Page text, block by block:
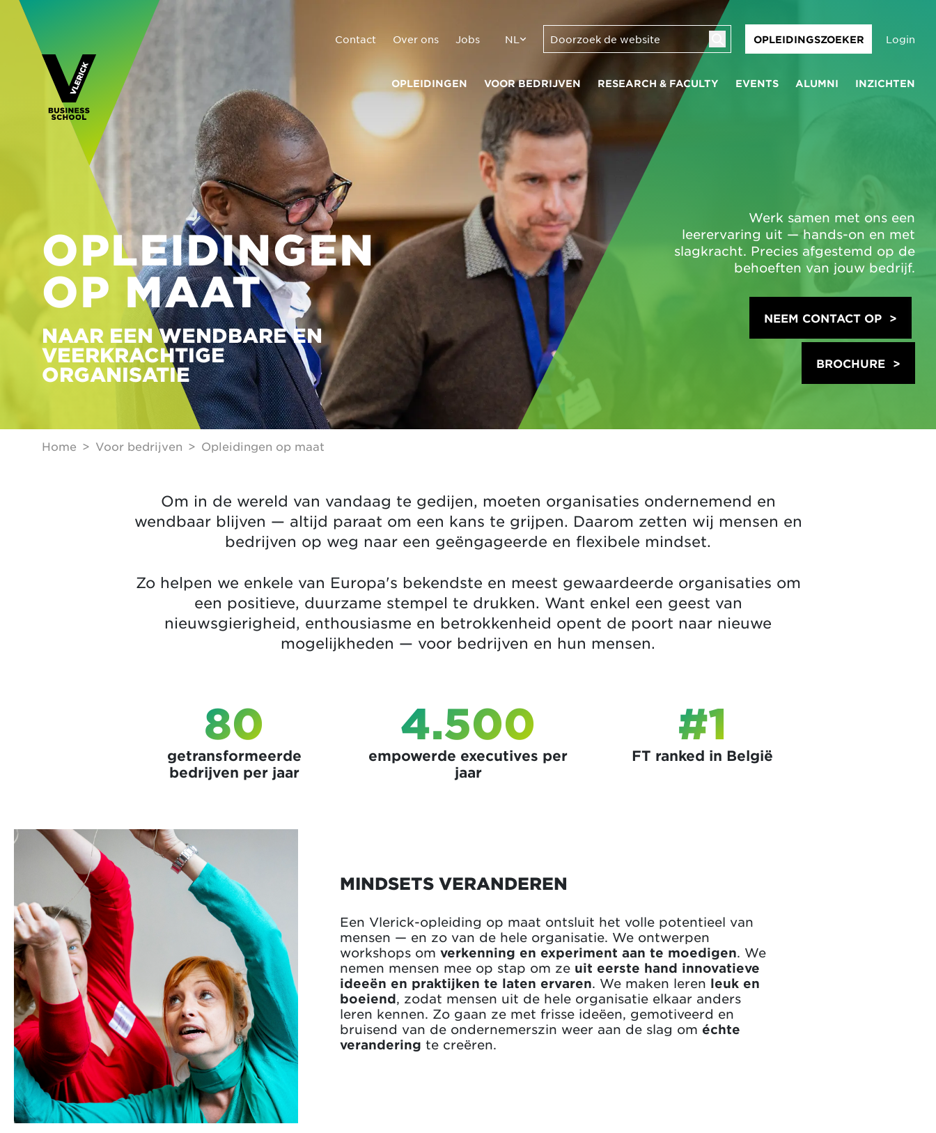
Contact Over ons Jobs NL OPLEIDINGSZOEKER Login
OPLEIDINGEN VOOR BEDRIJVEN RESEARCH & FACULTY EVENTS ALUMNI INZICHTEN
OPLEIDINGEN
OP MAAT
NAAR EEN WENDBARE EN
VEERKRACHTIGE
ORGANISATIE
Werk samen met ons een
leerervaring uit — hands-on en met
slagkracht. Precies afgestemd op de
behoeften van jouw bedrijf.
NEEM CONTACT OP
BROCHURE
Home Voor bedrijven Opleidingen op maat
Om in de wereld van vandaag te gedijen, moeten organisaties ondernemend en
wendbaar blijven — altijd paraat om een kans te grijpen. Daarom zetten wij mensen en
bedrijven op weg naar een geëngageerde en flexibele mindset.
Zo helpen we enkele van Europa's bekendste en meest gewaardeerde organisaties om
een positieve, duurzame stempel te drukken. Want enkel een geest van
nieuwsgierigheid, enthousiasme en betrokkenheid opent de poort naar nieuwe
mogelijkheden — voor bedrijven en hun mensen.
80
getransformeerde
bedrijven per jaar
4.500
empowerde executives per
jaar
#1
FT ranked in België
MINDSETS VERANDEREN
Een Vlerick-opleiding op maat ontsluit het volle potentieel van
mensen — en zo van de hele organisatie. We ontwerpen
workshops om verkenning en experiment aan te moedigen. We
nemen mensen mee op stap om ze uit eerste hand innovatieve
ideeën en praktijken te laten ervaren. We maken leren leuk en
boeiend, zodat mensen uit de hele organisatie elkaar anders
leren kennen. Zo gaan ze met frisse ideëen, gemotiveerd en
bruisend van de ondernemerszin weer aan de slag om échte
verandering te creëren.